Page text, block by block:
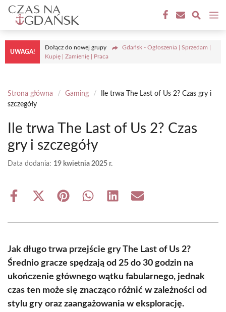
Przejdź
treści
UWAGA!
Dołącz do nowej grupy
Gdańsk - Ogłoszenia | Sprzedam |
Kupię | Zamienię | Praca
Strona główna / Gaming /
Ile trwa The Last of Us 2? Czas gry i
szczegóły
Ile trwa The Last of Us 2? Czas
gry i szczegóły
Data dodania: 19 kwietnia 2025 r.
Share
Share
(Twitter)
Share Share Share Share
Jak długo trwa przejście gry The Last of Us 2?
Średnio gracze spędzają od 25 do 30 godzin na
ukończenie głównego wątku fabularnego, jednak
czas ten może się znacząco różnić w zależności od
stylu gry oraz zaangażowania w eksplorację.